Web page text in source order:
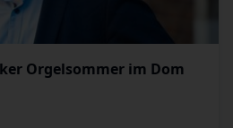
Orgelsommer im Dom